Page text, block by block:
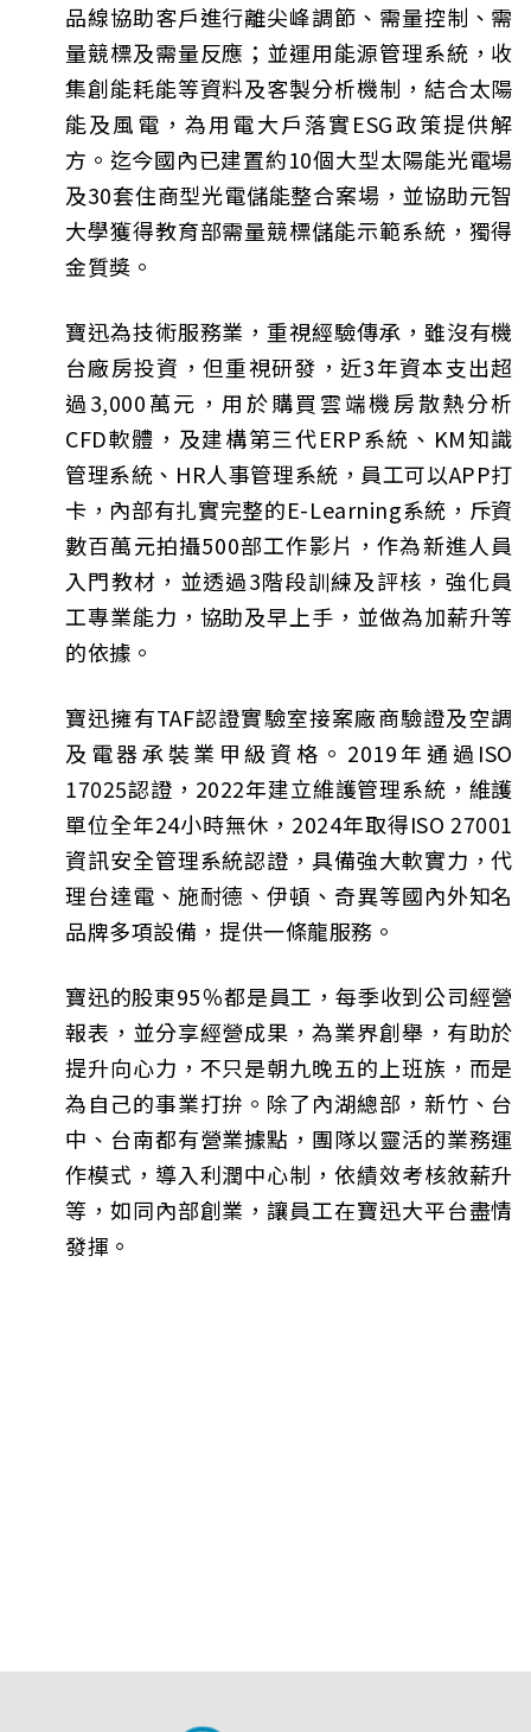
品線協助客戶進行離尖峰調節、需量控制、需
量競標及需量反應；並運用能源管理系統，收
集創能耗能等資料及客製分析機制，結合太陽
能及風電，為用電大戶落實ESG政策提供解
方。迄今國內已建置約10個大型太陽能光電場
及30套住商型光電儲能整合案場，並協助元智
大學獲得教育部需量競標儲能示範系統，獨得
金質獎。
寶迅為技術服務業，重視經驗傳承，雖沒有機
台廠房投資，但重視研發，近3年資本支出超
過3,000萬元，用於購買雲端機房散熱分析
CFD軟體，及建構第三代ERP系統、KM知識
管理系統、HR人事管理系統，員工可以APP打
卡，內部有扎實完整的E-Learning系統，斥資
數百萬元拍攝500部工作影片，作為新進人員
入門教材，並透過3階段訓練及評核，強化員
工專業能力，協助及早上手，並做為加薪升等
的依據。
寶迅擁有TAF認證實驗室接案廠商驗證及空調
及電器承裝業甲級資格。2019年通過ISO
17025認證，2022年建立維護管理系統，維護
單位全年24小時無休，2024年取得ISO 27001
資訊安全管理系統認證，具備強大軟實力，代
理台達電、施耐德、伊頓、奇異等國內外知名
品牌多項設備，提供一條龍服務。
寶迅的股東95％都是員工，每季收到公司經營
報表，並分享經營成果，為業界創舉，有助於
提升向心力，不只是朝九晚五的上班族，而是
為自己的事業打拚。除了內湖總部，新竹、台
中、台南都有營業據點，團隊以靈活的業務運
作模式，導入利潤中心制，依績效考核敘薪升
等，如同內部創業，讓員工在寶迅大平台盡情
發揮。